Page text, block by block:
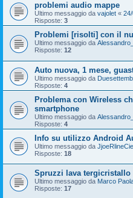
problemi audio mappe
Ultimo messaggio da vajolet «
Risposte: 3
Problemi [risolti] con il
Ultimo messaggio da
Risposte: 12
Auto nuova, 1 mese,
Ultimo messaggio da
Risposte: 4
Problema con Wireless
smartphone
Ultimo messaggio da
Risposte: 4
Info su utilizzo Android
Ultimo messaggio da
Risposte: 18
Spruzzi lava tergicristallo
Ultimo messaggio da Marco
Risposte: 17